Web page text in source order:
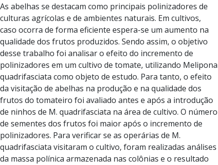
As abelhas se destacam como principais polinizadores de
culturas agrícolas e de ambientes naturais. Em cultivos,
caso ocorra de forma eficiente espera-se um aumento na
qualidade dos frutos produzidos. Sendo assim, o objetivo
desse trabalho foi analisar o efeito do incremento de
polinizadores em um cultivo de tomate, utilizando Melipona
quadrifasciata como objeto de estudo. Para tanto, o efeito
da visitação de abelhas na produção e na qualidade dos
frutos do tomateiro foi avaliado antes e após a introdução
de ninhos de M. quadrifasciata na área de cultivo. O número
de sementes dos frutos foi maior após o incremento de
polinizadores. Para verificar se as operárias de M.
quadrifasciata visitaram o cultivo, foram realizadas análises
da massa polínica armazenada nas colônias e o resultado